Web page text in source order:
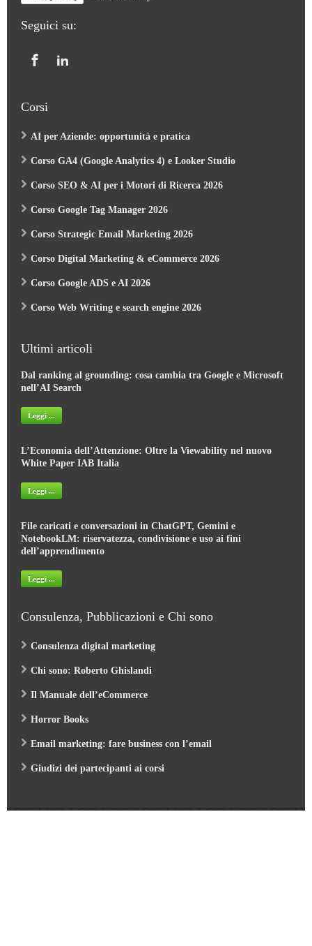
Seguici su:
Corsi
AI per Aziende: opportunità e pratica
Corso GA4 (Google Analytics 4) e Looker Studio
Corso SEO & AI per i Motori di Ricerca 2026
Corso Google Tag Manager 2026
Corso Strategic Email Marketing 2026
Corso Digital Marketing & eCommerce 2026
Corso Google ADS e AI 2026
Corso Web Writing e search engine 2026
Ultimi articoli
Dal ranking al grounding: cosa cambia tra Google e Microsoft
nell’AI Search
Leggi ...
L’Economia dell’Attenzione: Oltre la Viewability nel nuovo
White Paper IAB Italia
Leggi ...
File caricati e conversazioni in ChatGPT, Gemini e
NotebookLM: riservatezza, condivisione e uso ai fini
dell’apprendimento
Leggi ...
Consulenza, Pubblicazioni e Chi sono
Consulenza digital marketing
Chi sono: Roberto Ghislandi
Il Manuale dell’eCommerce
Horror Books
Email marketing: fare business con l’email
Giudizi dei partecipanti ai corsi